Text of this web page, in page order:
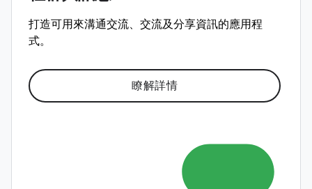
打造可用來溝通交流、交流及分享資訊的應用程
式。
瞭解詳情